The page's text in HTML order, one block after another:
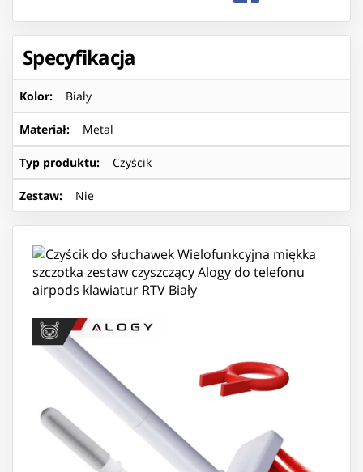
Specyfikacja
Kolor: Biały
Materiał: Metal
Typ produktu: Czyścik
Zestaw: Nie